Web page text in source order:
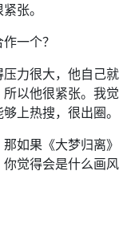
张。
一个？
力很大，他自己就
以他很紧张。我觉
上热搜，很出圈。
如果《大梦归离》
觉得会是什么画风